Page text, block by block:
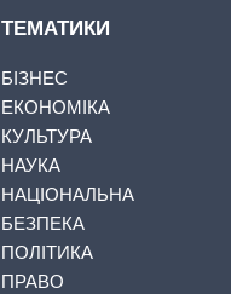
ТЕМАТИКИ
БІЗНЕС
ЕКОНОМІКА
КУЛЬТУРА
НАУКА
НАЦІОНАЛЬНА
БЕЗПЕКА
ПОЛІТИКА
ПРАВО